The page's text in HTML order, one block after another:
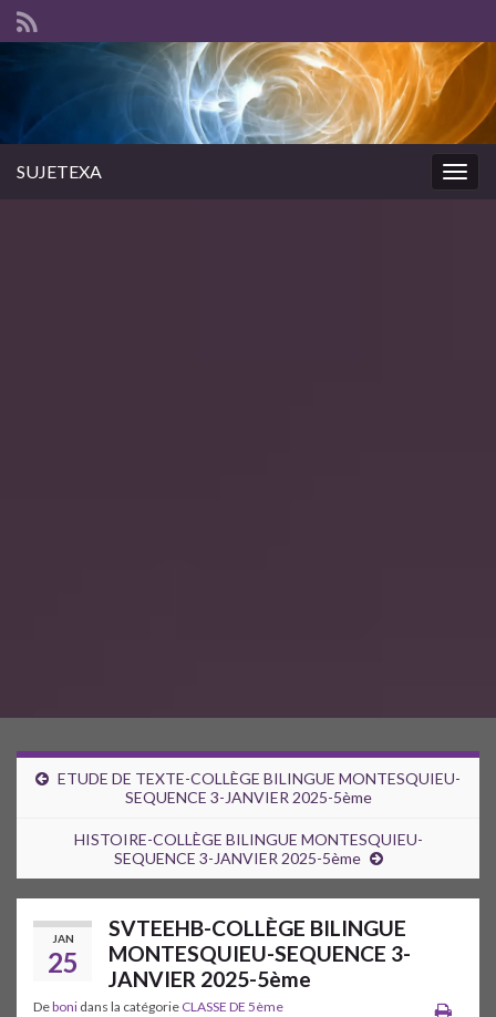
SUJETEXA
ETUDE DE TEXTE-COLLÈGE BILINGUE MONTESQUIEU-
SEQUENCE 3-JANVIER 2025-5ème
HISTOIRE-COLLÈGE BILINGUE MONTESQUIEU-
SEQUENCE 3-JANVIER 2025-5ème
JAN
25
SVTEEHB-COLLÈGE BILINGUE
MONTESQUIEU-SEQUENCE 3-
JANVIER 2025-5ème
Deboni dans la catégorie CLASSE DE 5ème